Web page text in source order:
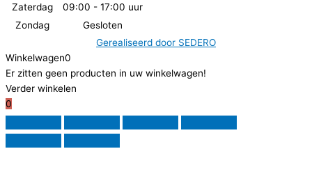
Zaterdag
09:00 - 17:00 uur
Zondag
Gesloten
Gerealiseerd door SEDERO
Winkelwagen0
Er zitten geen producten in uw winkelwagen!
Verder winkelen
0